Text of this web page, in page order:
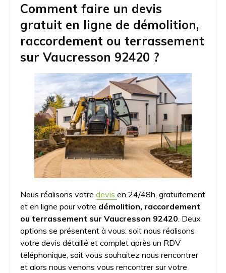
Comment faire un devis
gratuit en ligne de démolition,
raccordement ou terrassement
sur Vaucresson 92420 ?
Nous réalisons votre devis en 24/48h, gratuitement
et en ligne pour votre démolition, raccordement
ou terrassement sur Vaucresson 92420 . Deux
options se présentent à vous: soit nous réalisons
votre devis détaillé et complet après un RDV
téléphonique, soit vous souhaitez nous rencontrer
et alors nous venons vous rencontrer sur votre